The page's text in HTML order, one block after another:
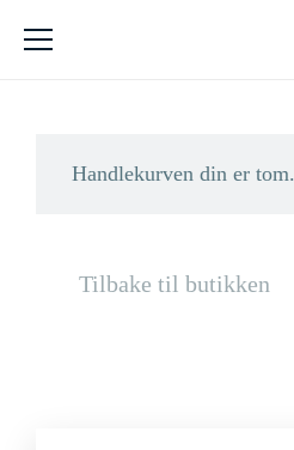
Handlekurven din er tom.
Tilbake til butikken